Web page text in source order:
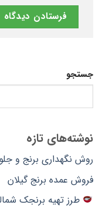
جستجو
نوشته‌های تازه
روش نگهداری برنج و
فروش عمده برنج گیلان
طرز تهیه برنجک